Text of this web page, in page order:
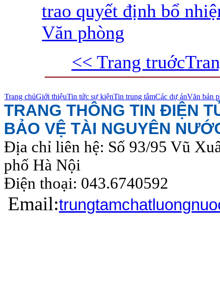
trao quyết định bổ
Văn phòng
<< Trang truớc
Trang chủGiới thiệuTin tức sự kiệnTin trung tâmCác dự ánVăn bản
TRANG THÔNG TIN ĐIỆN
BẢO VỆ TÀI NGUYÊN
Địa chỉ liên hệ: Số 93/95 Vũ
phố Hà Nội
Điện thoại:
Email: